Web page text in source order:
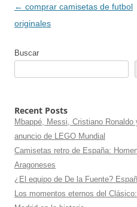
Navegación
de
← comprar camisetas de futbol
originales
Buscar
Recent Posts
Mbappé, Messi, Cristiano
anuncio de LEGO Mundial
Camisetas retro de España:
Aragoneses
¿El equipo de De la Fuente?
Los momentos eternos del